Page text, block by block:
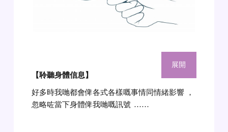
【聆聽身體信息】
好多時我哋都會俾各式各樣嘅事情同情緒影響 ，
忽略咗當下身體俾我哋嘅訊號 ……
展開